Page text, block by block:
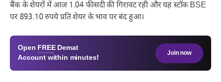
बैंक के शेयरों में आज 1.04 फीसदी की गिरावट रही और यह स्टॉक BSE
पर 893.10 रुपये प्रति शेयर के भाव पर बंद हुआ।
Open FREE Demat
Account within minutes!
Join now